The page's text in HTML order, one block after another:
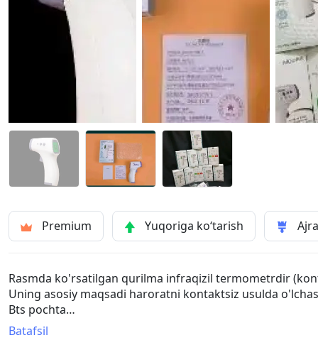
Premium Yuqoriga ko‘tarish
Rasmda ko'rsatilgan qurilma infraqizil termometrdir
Uning asosiy maqsadi haroratni kontaktsiz usulda
Bts pochta
-Термометр бесконтактный инфракрасный.
Batafsil